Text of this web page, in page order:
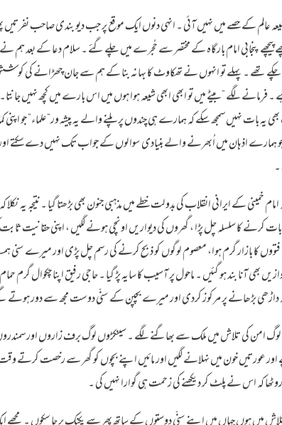
عالم کے حصے میں نہیں آئی ۔ انہی دنوں ایک موقع پر جب دیو بندی صاحب نفرتیں
پنجابی امام بارگاہ کے مختصر سے حُجرے میں چلے گئے ۔ سلام دعا کے بعد
چکے تھے ۔ پہلے تو انہوں نے تھکاوٹ کا بہانہ بنا کے ہم سے جان چھڑانے کی
لگے ” بیٹے میں تو ابھی ابھی شیعہ ہوا ہوں میں اس بارے میں کچھ نہیں جانتا۔
بات نہیں سمجھ سکے کہ ہمارے ہی چندوں پر پلنے والے یہ پیشہ ور”علماء” جو اپنی
جو ہمارے اذہان میں اُبھرنے والے بنیادی سوالوں کے جواب تک نہیں دے سکتے
کے ایرانی انقلاب کی بدولت خطے میں مذہبی جنون بھی بڑھتا گیا ۔ نتیجہ یہ نکلا
کا سلسلہ چل پڑا ، گھروں کی دیواریں اونچی ہونے لگیں ، اپنی حقانیت
کا بازار گرم ہوا، معصوم لوگوں کو ذبح کرنے کی رسم چل پڑی اور میرے سنی
بھی آنا بند ہو گئیں ۔ ماحول پر آسیب کا سایہ پڑ گیا ۔ حاجی رفیق اپنا چکوال گرم
داڑھی بڑھانے پر مرکوز کردی اور میرے بچپن کے سنّی دوست مجھ سے دور ہوتے
امن کی تلاش میں ملک سے بھاگنے لگے ۔ سینکڑوں لوگ برف زاروں اور
عورتیں خون میں نہلانے لگیں اور مائیں اپنے بچوں کو گھر سے رخصت کرتے
کہ اس نے پلٹ کر دیکھنے کی زحمت ہی گوارا نہیں کی ۔